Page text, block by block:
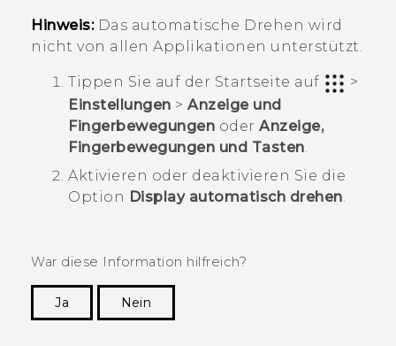
UNTERSTÜTZUNG
HTC-Geräte und Zubehör
Hinweis:Das automatische Drehen wird
nicht von allen Applikationen unterstützt.
Tippen Sie auf der Startseite auf
>
Einstellungen > Anzeige und
Fingerbewegungen oder Anzeige,
Fingerbewegungen und Tasten
Aktivieren oder deaktivieren Sie die
Option Display automatisch drehen
War diese Information hilfreich?
Ja
Nein